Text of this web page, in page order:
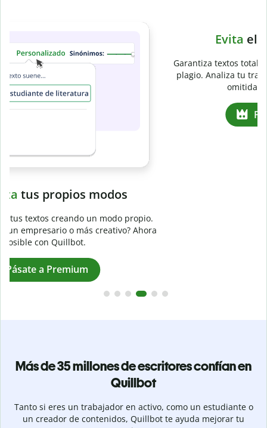
Evitael plagio accidental
Garantiza textos totalmente originales con el detector de
plagio. Analiza tu trabajo en segundos e identifica citas
omitidas en cualquier idioma.
Más de 35 millones de escritores confían en
Quillbot
Tanto si eres un trabajador en activo, como un estudiante o
un creador de contenidos, Quillbot te ayuda mejorar tu